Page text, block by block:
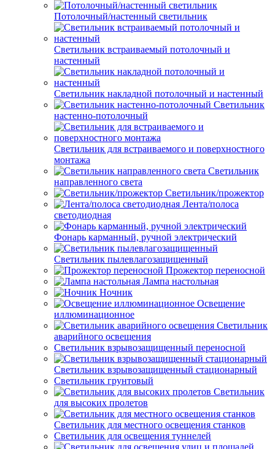
Потолочный/настенный светильник
Светильник встраиваемый потолочный и
настенный
Светильник накладной потолочный и настенный
Светильник
настенно-потолочный
Светильник для встраиваемого и поверхностного
монтажа
Светильник
направленного света
Светильник/прожектор
Лента/полоса
светодиодная
Фонарь карманный, ручной электрический
Светильник пылевлагозащищенный
Прожектор переносной
Лампа настольная
Ночник
Освещение
иллюминационное
Светильник
аварийного освещения
Светильник взрывозащищенный переносной
Светильник взрывозащищенный стационарный
Светильник грунтовый
Светильник
для высоких пролетов
Светильник для местного освещения станков
Светильник для освещения туннелей